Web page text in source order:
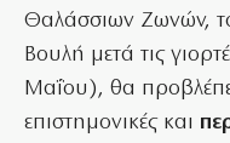
Θαλάσσιων Ζωνών,
Βουλή μετά τις
Μαΐου), θα
επιστημονικές και